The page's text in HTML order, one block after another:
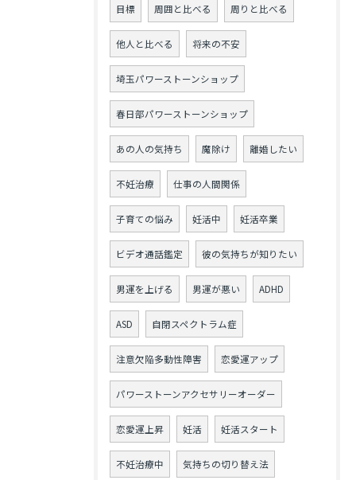
目標 周囲と比べる 周りと比べる
他人と比べる 将来の不安
埼玉パワーストーンショップ
春日部パワーストーンショップ
あの人の気持ち 魔除け 離婚したい
不妊治療 仕事の人間関係
子育ての悩み 妊活中 妊活卒業
ビデオ通話鑑定 彼の気持ちが知りたい
男運を上げる 男運が悪い ADHD
ASD 自閉スペクトラム症
注意欠陥多動性障害 恋愛運アップ
パワーストーンアクセサリーオーダー
恋愛運上昇 妊活 妊活スタート
不妊治療中 気持ちの切り替え法